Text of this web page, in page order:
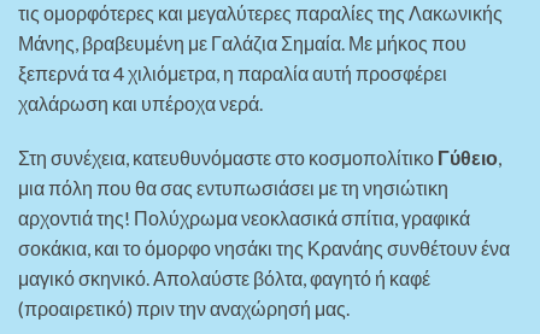
τις ομορφότερες και μεγαλύτερες παραλίες της Λακωνικής
Μάνης, βραβευμένη με Γαλάζια Σημαία. Με μήκος που
ξεπερνά τα 4 χιλιόμετρα, η παραλία αυτή προσφέρει
χαλάρωση και υπέροχα νερά.
Στη συνέχεια, κατευθυνόμαστε στο κοσμοπολίτικο Γύθειο,
μια πόλη που θα σας εντυπωσιάσει με τη νησιώτικη
αρχοντιά της! Πολύχρωμα νεοκλασικά σπίτια, γραφικά
σοκάκια, και το όμορφο νησάκι της Κρανάης συνθέτουν ένα
μαγικό σκηνικό. Απολαύστε βόλτα, φαγητό ή καφέ
(προαιρετικό) πριν την αναχώρησή μας.